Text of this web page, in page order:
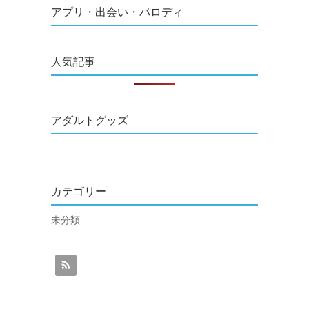
アプリ・出会い・パロディ
人気記事
アダルトグッズ
カテゴリー
未分類